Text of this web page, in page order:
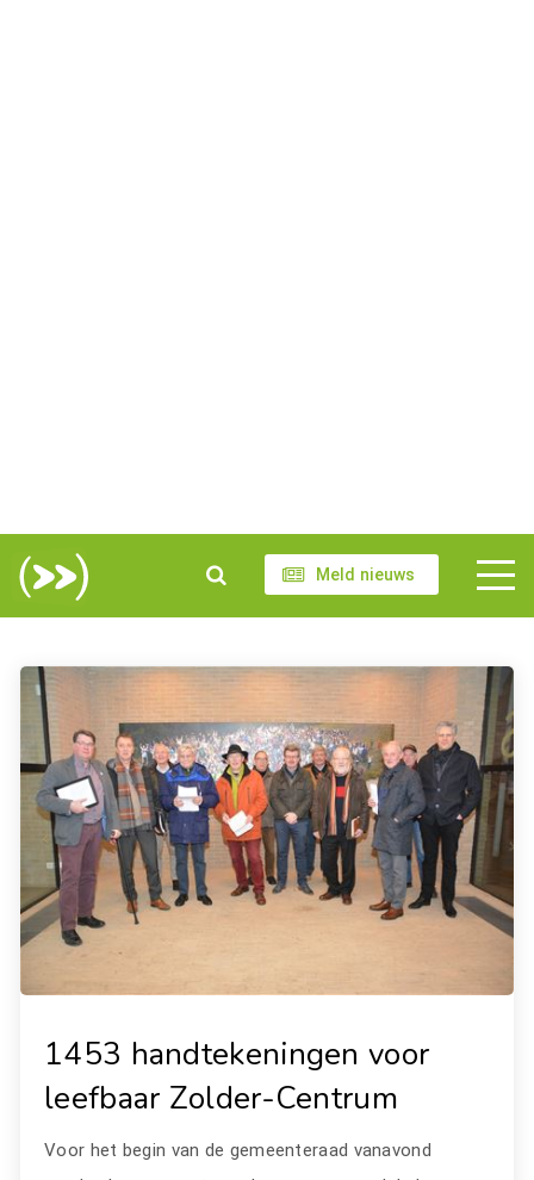
Meld nieuws
1453 handtekeningen voor
leefbaar Zolder-Centrum
Voor het begin van de gemeenteraad vanavond